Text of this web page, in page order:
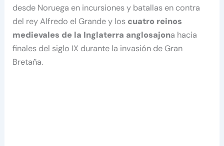
desde Noruega en incursiones y batallas en contra
del rey Alfredo el Grande y los cuatro reinos
medievales de la Inglaterra anglosajona hacia
finales del siglo IX durante la invasión de Gran
Bretaña.